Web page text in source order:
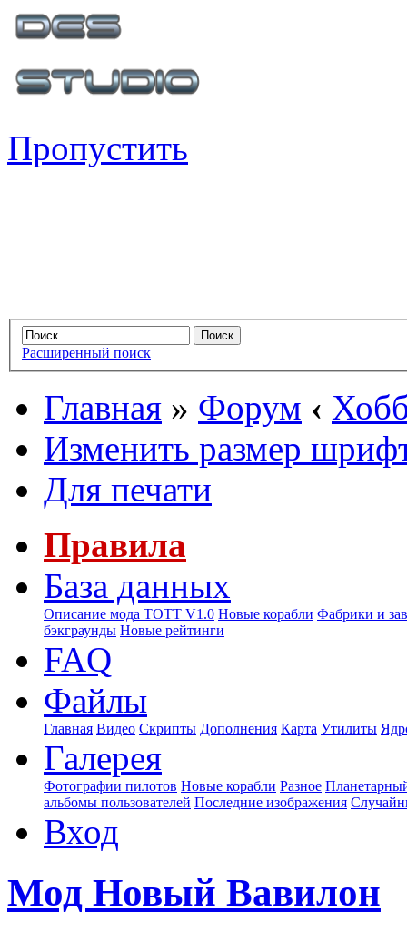
Пропустить
Расширенный поиск
Главная » Форум ‹
Изменить размер
Для печати
Правила
База данных
Описание мода ТОТТ V1.0 Новые корабли Фабрики и
бэкграунды Новые рейтинги
FAQ
Файлы
Главная Видео Скрипты Дополнения Карта Утилиты
Галерея
Фотографии пилотов Новые корабли Разное
альбомы пользователей Последние изображения
Вход
Мод Новый Вавилон